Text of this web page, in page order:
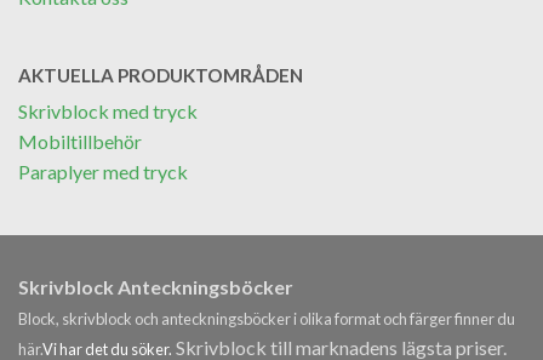
AKTUELLA PRODUKTOMRÅDEN
Skrivblock med tryck
Mobiltillbehör
Paraplyer med tryck
Skrivblock Anteckningsböcker
Block, skrivblock och anteckningsböcker i olika format och färger finner du
här.Vi har det du söker. Skrivblock till marknadens lägsta priser.